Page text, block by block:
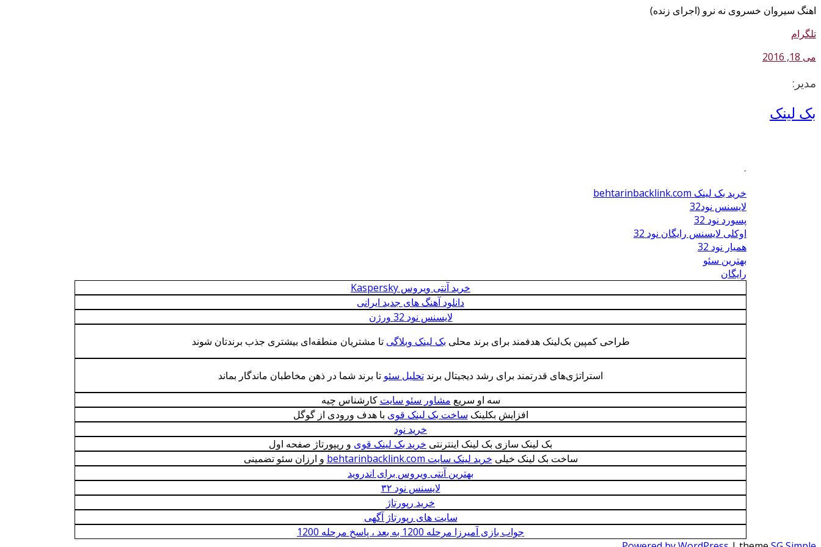
اهنگ سیروان خسروی نه نرو (اجرای زنده)
تلگرام
می 18, 2016
مدیر:
بک لینک
.
خرید بک لینک behtarinbacklink.com
لایسنس نود32
پسورد نود 32
اوکلی لایسنس رایگان نود 32
همیار نود 32
بهترین سئو
رایگان
خرید آنتی ویروس Kaspersky
دانلود آهنگ های جدید ایرانی
لایسنس نود 32 ورژن
طراحی کمپین بک‌لینک هدفمند برای برند محلی بک لینک وبلاگی تا مشتریان منطقه‌ای بیشتری جذب برندتان شوند
استراتژی‌های قدرتمند برای رشد دیجیتال برند تحلیل سئو تا برند شما در ذهن مخاطبان ماندگار بماند
سه او سریع مشاور سئو سایت کارشناس چیه
افزایش بکلینک ساخت بک لینک قوی با هدف ورودی از گوگل
خرید نود
بک لینک سازی بک لینک اینترنتی خرید بک لینک قوی و ریپورتاژ صفحه اول
ساخت بک لینک خیلی خرید لینک سایت behtarinbacklink.com
و ارزان سئو تضمینی
بهترین آنتی ویروس برای اندروید
لایسنس نود ۳۲
خرید رپورتاژ
سایت های رپورتاژ آگهی
جواب بازی آمیرزا مرحله 1200 به بعد ، پاسخ مرحله 1200